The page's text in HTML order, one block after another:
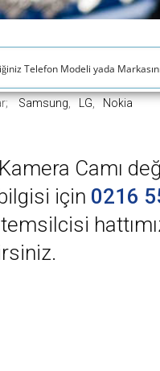
Samsung LG Nokia
Camı
için 0216